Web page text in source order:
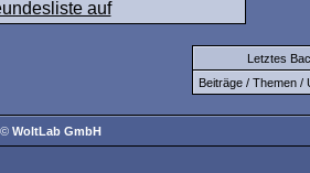
Letztes
Beiträge / Themen /
© WoltLab GmbH